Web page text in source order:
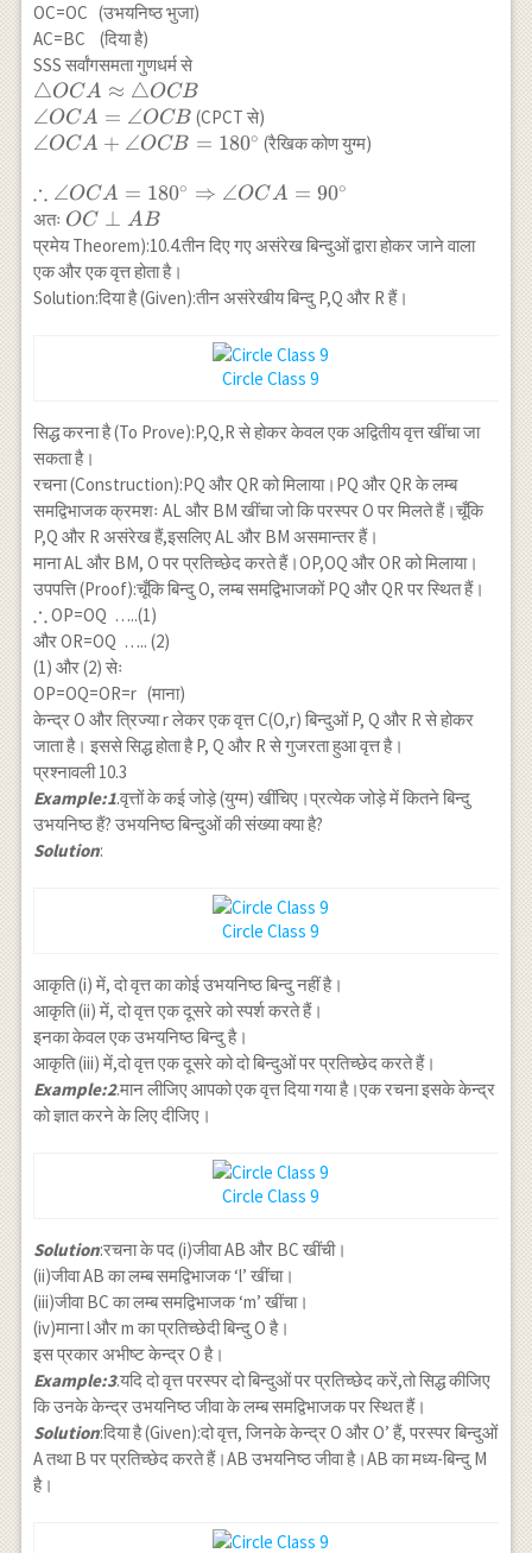
OC=OC (उभयनिष्ठ भुजा)
AC=BC (दिया है)
SSS सर्वांगसमता गुणधर्म से
\triangle
OCA
\approx
OCB \\
\angle
OCA=\angle
OCB
△OCA ≈ △OCB
∠OCA = ∠OCB (CPCT से)
\angle
OCB=180^{\circ}
∠OCA + ∠OCB = 180∘ (रैखिक कोण युग्म)
\therefore \angle
OCA=180^{\circ}
\Rightarrow
\angle
OCA=90^{\circ}
∴ ∠OCA = 180∘ ⇒ ∠OCA = 90∘
अतः OC
\perp
AB
OC ⊥ AB
प्रमेय Theorem):10.4.तीन दिए गए असंरेख बिन्दुओं द्वारा होकर जाने वाला
एक और एक वृत्त होता है।
Solution:दिया है (Given):तीन असंरेखीय बिन्दु P,Q और R हैं।
Circle Class 9
सिद्ध करना है (To Prove):P,Q,R से होकर केवल एक अद्वितीय वृत्त खींचा जा
सकता है।
रचना (Construction):PQ और QR को मिलाया।PQ और QR के लम्ब
समद्विभाजक क्रमशः AL और BM खींचा जो कि परस्पर O पर मिलते हैं।चूँकि
P,Q और R असंरेख हैं,इसलिए AL और BM असमान्तर हैं।
माना AL और BM, O पर प्रतिच्छेद करते हैं।OP,OQ और OR को मिलाया।
उपपत्ति (Proof):चूँकि बिन्दु O, लम्ब समद्विभाजकों PQ और QR पर स्थित हैं।
\therefore
∴OP=OQ …..(1)
और OR=OQ ….. (2)
(1) और (2) सेः
OP=OQ=OR=r (माना)
केन्द्र O और त्रिज्या r लेकर एक वृत्त C(O,r) बिन्दुओं P, Q और R से होकर
जाता है। इससे सिद्ध होता है P, Q और R से गुजरता हुआ वृत्त है।
प्रश्नावली 10.3
Example:1.वृत्तों के कई जोड़े (युग्म) खींचिए।प्रत्येक जोड़े में कितने बिन्दु
उभयनिष्ठ हैं? उभयनिष्ठ बिन्दुओं की संख्या क्या है?
Solution:
Circle Class 9
आकृति (i) में, दो वृत्त का कोई उभयनिष्ठ बिन्दु नहीं है।
आकृति (ii) में, दो वृत्त एक दूसरे को स्पर्श करते हैं।
इनका केवल एक उभयनिष्ठ बिन्दु है।
आकृति (iii) में,दो वृत्त एक दूसरे को दो बिन्दुओं पर प्रतिच्छेद करते हैं।
Example:2.मान लीजिए आपको एक वृत्त दिया गया है।एक रचना इसके केन्द्र
को ज्ञात करने के लिए दीजिए।
Circle Class 9
Solution:रचना के पद (i)जीवा AB और BC खींची।
(ii)जीवा AB का लम्ब समद्विभाजक ‘l’ खींचा।
(iii)जीवा BC का लम्ब समद्विभाजक ‘m’ खींचा।
(iv)माना l और m का प्रतिच्छेदी बिन्दु O है।
इस प्रकार अभीष्ट केन्द्र O है।
Example:3.यदि दो वृत्त परस्पर दो बिन्दुओं पर प्रतिच्छेद करें,तो सिद्ध कीजिए
कि उनके केन्द्र उभयनिष्ठ जीवा के लम्ब समद्विभाजक पर स्थित हैं।
Solution:दिया है (Given):दो वृत्त, जिनके केन्द्र O और O’ हैं, परस्पर बिन्दुओं
A तथा B पर प्रतिच्छेद करते हैं।AB उभयनिष्ठ जीवा है।AB का मध्य-बिन्दु M
है।